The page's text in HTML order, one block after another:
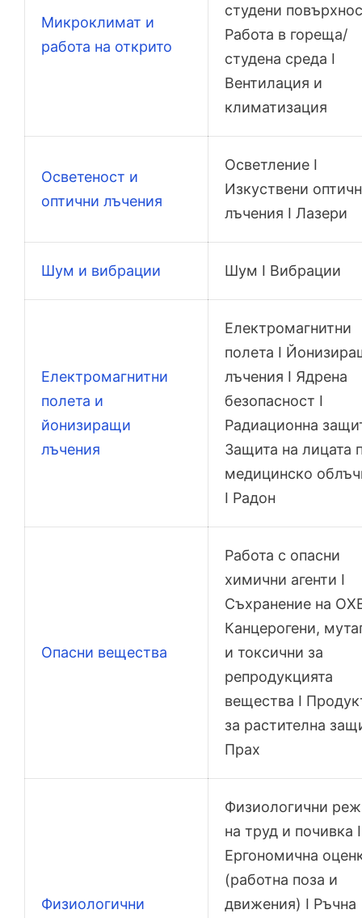
Микроклимат и
работа на открито
студени
Работа в гореща/
студена среда I
Вентилация и
климатизация
Осветеност и
оптични лъчения
Осветление I
Изкуствени
лъчения I Лазери
Шум и вибрации Шум I Вибрации
Електромагнитни
полета и
йонизиращи
лъчения
Електромагнитни
полета I
лъчения I Ядрена
безопасност I
Радиационна
Защита на лицата
медицинско
I Радон
Опасни вещества
Работа с опасни
химични агенти I
Съхранение на
Канцерогени,
и токсични за
репродукцията
вещества I
за растителна
Прах
Физиологични
Физиологични
на труд и почивка I
Ергономична
(работна поза и
движения) I Ръчна